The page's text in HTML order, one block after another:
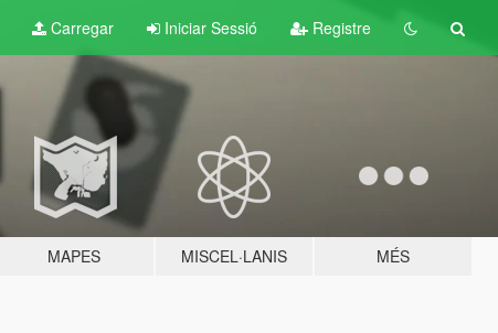
Carregar Iniciar Sessió Registre
MAPES MISCEL·LANIS MÉS